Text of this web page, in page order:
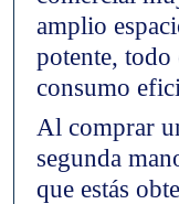
amplio
potente,
consumo
Al comprar
segunda
que estás